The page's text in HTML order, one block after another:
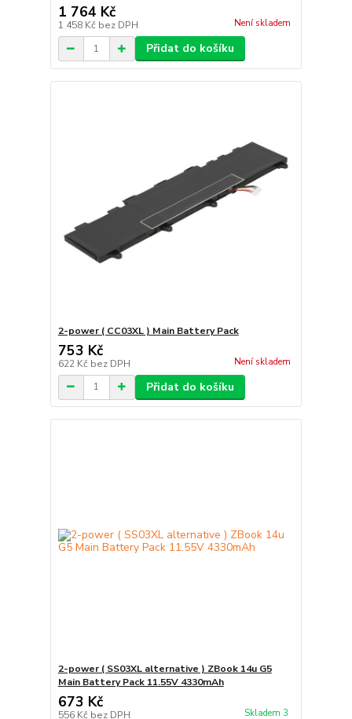
1 764 Kč
1 458 Kč bez DPH Není skladem
Přidat do košíku
2-power ( CC03XL ) Main Battery Pack
753 Kč
622 Kč bez DPH Není skladem
Přidat do košíku
2-power ( SS03XL alternative ) ZBook 14u G5
Main Battery Pack 11.55V 4330mAh
673 Kč
556 Kč bez DPH Skladem 3